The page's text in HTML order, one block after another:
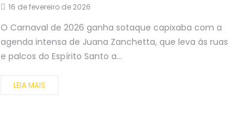
16 de fevereiro de 2026
O Carnaval de 2026 ganha sotaque capixaba com a
agenda intensa de Juana Zanchetta, que leva às ruas
e palcos do Espírito Santo a...
LEIA MAIS